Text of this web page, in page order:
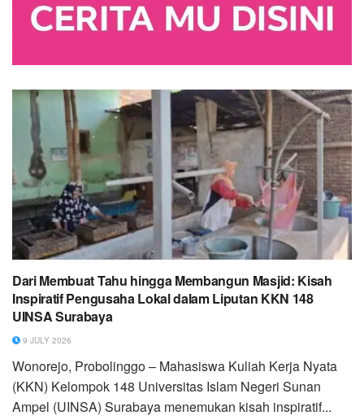
Dari Membuat Tahu hingga Membangun Masjid: Kisah
Inspiratif Pengusaha Lokal dalam Liputan KKN 148
UINSA Surabaya
9 JULY 2026
Wonorejo, Probolinggo – Mahasiswa Kuliah Kerja Nyata
(KKN) Kelompok 148 Universitas Islam Negeri Sunan
Ampel (UINSA) Surabaya menemukan kisah inspiratif...